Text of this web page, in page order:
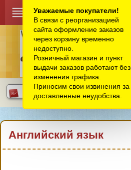
Английский язык
Уважаемые покупатели!
В связи с реорганизацией
сайта оформление заказов
через корзину временно
недоступно.
Розничный магазин и пункт
выдачи заказов работают без
изменения графика.
Приносим свои извинения за
доставленные неудобства.